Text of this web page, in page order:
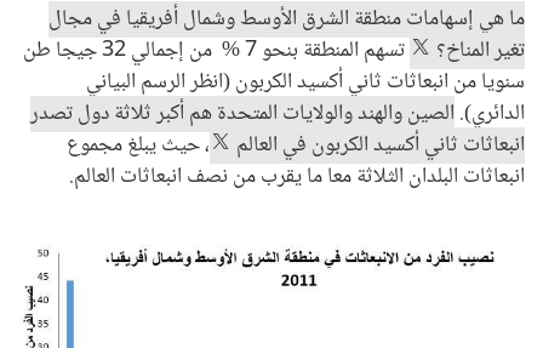
ما هي إسهامات منطقة الشرق الأوسط وشمال أفريقيا في مجال
تغير المناخ؟
تسهم المنطقة بنحو 7 %
من إجمالي 32 جيجا طن
سنويا من انبعاثات ثاني أكسيد الكربون (انظر الرسم البياني
الدائري). الصين والهند والولايات المتحدة هم أكبر ثلاثة دول تصدر
انبعاثات ثاني أكسيد الكربون في العالم
، حيث يبلغ مجموع
انبعاثات البلدان الثلاثة معا ما يقرب من نصف انبعاثات العالم.